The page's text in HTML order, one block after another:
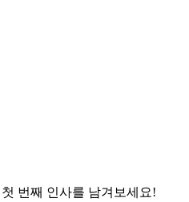
첫 번째 인사를 남겨보세요!